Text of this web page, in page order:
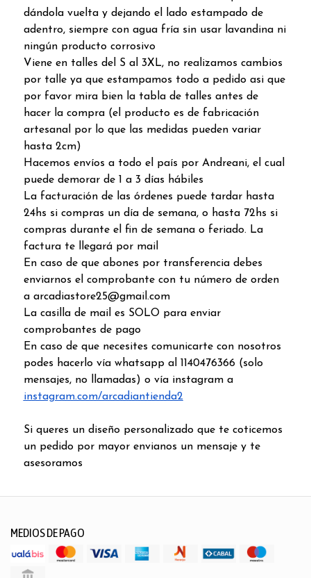
dándola vuelta y dejando el lado estampado de
adentro, siempre con agua fría sin usar lavandina ni
ningún producto corrosivo
Viene en talles del S al 3XL, no realizamos cambios
por talle ya que estampamos todo a pedido asi que
por favor mira bien la tabla de talles antes de
hacer la compra (el producto es de fabricación
artesanal por lo que las medidas pueden variar
hasta 2cm)
Hacemos envíos a todo el país por Andreani, el cual
puede demorar de 1 a 3 días hábiles
La facturación de las órdenes puede tardar hasta
24hs si compras un día de semana, o hasta 72hs si
compras durante el fin de semana o feriado. La
factura te llegará por mail
En caso de que abones por transferencia debes
enviarnos el comprobante con tu número de orden
a arcadiastore25@gmail.com
La casilla de mail es SOLO para enviar
comprobantes de pago
En caso de que necesites comunicarte con nosotros
podes hacerlo vía whatsapp al 1140476366 (solo
mensajes, no llamadas) o vía instagram a
instagram.com/arcadiantienda2
Si queres un diseño personalizado que te coticemos
un pedido por mayor envianos un mensaje y te
asesoramos
MEDIOS DE PAGO